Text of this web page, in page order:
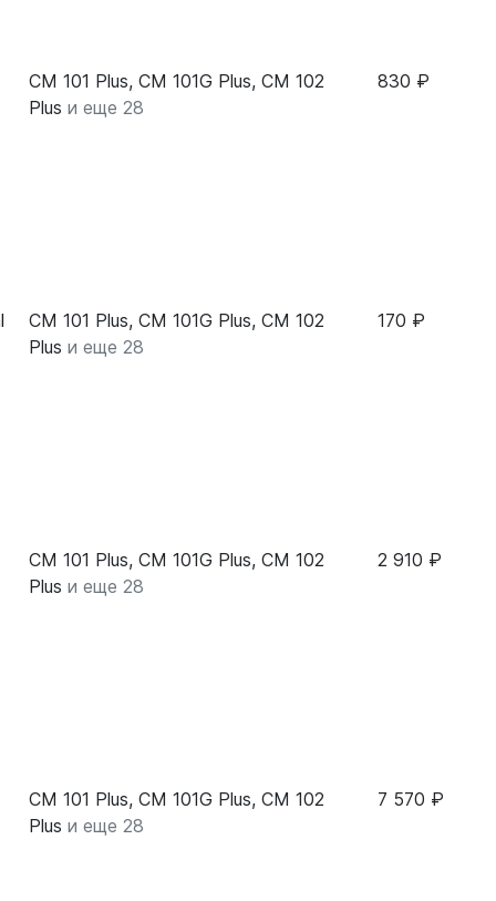
CM 101 Plus, CM 101G Plus, CM 102
Plus и еще 28
830 ₽
CM 101 Plus, CM 101G Plus, CM 102
Plus и еще 28
170 ₽
CM 101 Plus, CM 101G Plus, CM 102
Plus и еще 28
2 910 ₽
CM 101 Plus, CM 101G Plus, CM 102
Plus и еще 28
7 570 ₽